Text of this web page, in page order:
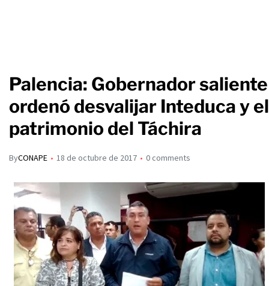
Palencia: Gobernador saliente
ordenó desvalijar Inteduca y el
patrimonio del Táchira
ByCONAPE 18 de octubre de 2017 0 comments